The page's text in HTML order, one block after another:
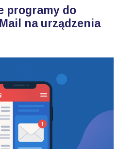
programy do
na urządzenia